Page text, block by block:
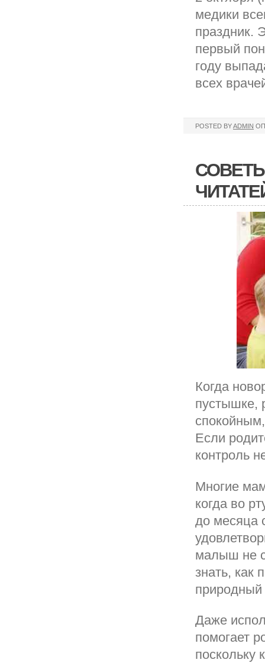
медики
праздник.
первый
году
всех
POSTED BYADMIN
Когда
пустышке,
Если
контроль
Многие
когда во
до месяца
малыш не
знать, как
природный
Даже
помогает
поскольку